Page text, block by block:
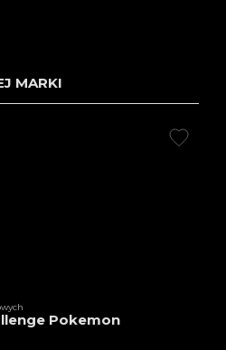
MARKI
Pokemon